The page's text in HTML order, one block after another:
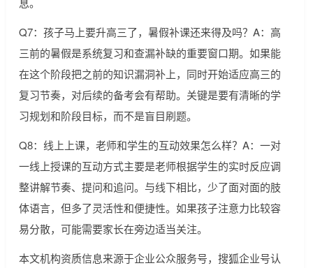
Q7：孩子马上要升高三了，暑假补课还来得及吗？A：高
三前的暑假是系统复习和查漏补缺的重要窗口期。如果能
在这个阶段把之前的知识漏洞补上，同时开始适应高三的
复习节奏，对后续的备考会有帮助。关键是要有清晰的学
习规划和阶段目标，而不是盲目刷题。
Q8：线上上课，老师和学生的互动效果怎么样？A：一对
一线上授课的互动方式主要是老师根据学生的实时反应调
整讲解节奏、提问和追问。与线下相比，少了面对面的肢
体语言，但多了灵活性和便捷性。如果孩子注意力比较容
易分散，可能需要家长在旁边适当关注。
本文机构资质信息来源于企业公众服务号，搜狐企业号认